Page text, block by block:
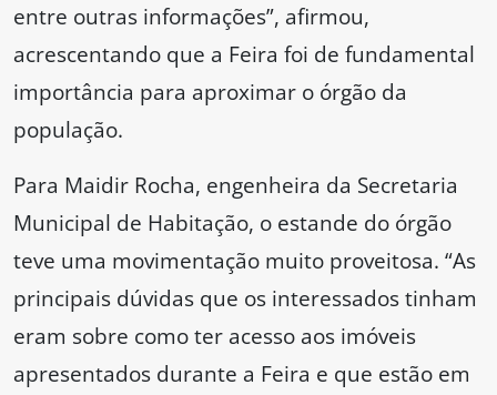
entre outras informações”, afirmou,
acrescentando que a Feira foi de fundamental
importância para aproximar o órgão da
população.
Para Maidir Rocha, engenheira da Secretaria
Municipal de Habitação, o estande do órgão
teve uma movimentação muito proveitosa. “As
principais dúvidas que os interessados tinham
eram sobre como ter acesso aos imóveis
apresentados durante a Feira e que estão em